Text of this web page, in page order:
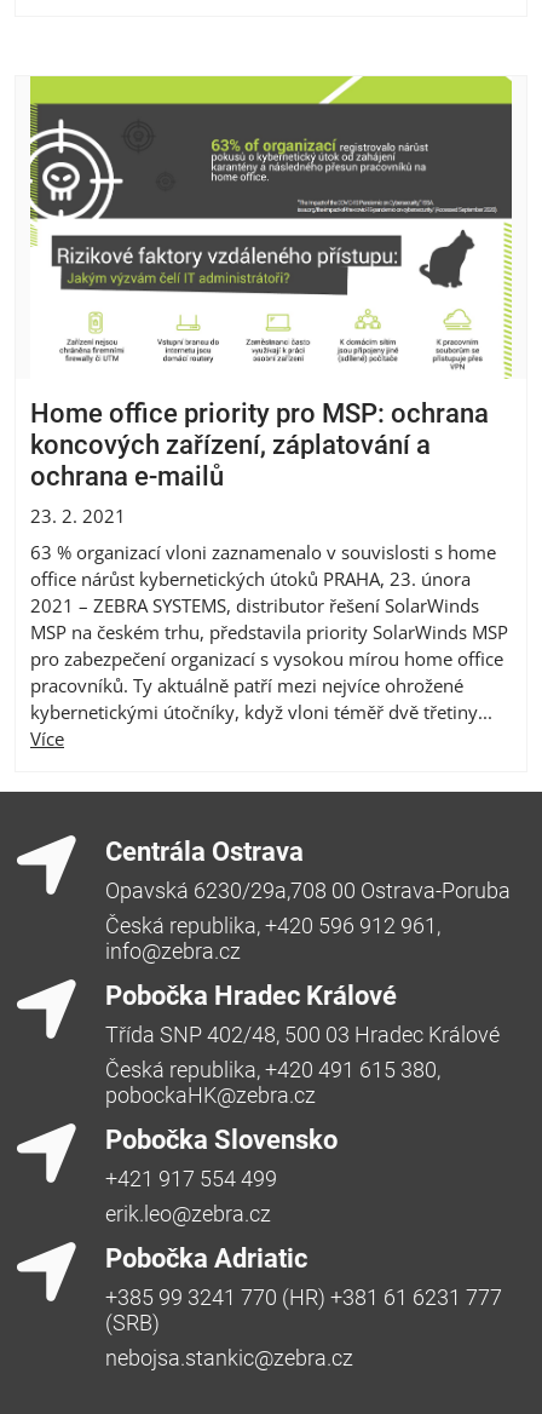
Home office priority pro MSP: ochrana
koncových zařízení, záplatování a
ochrana e-mailů
23. 2. 2021
63 % organizací vloni zaznamenalo v souvislosti s home
office nárůst kybernetických útoků PRAHA, 23. února
2021 – ZEBRA SYSTEMS, distributor řešení SolarWinds
MSP na českém trhu, představila priority SolarWinds MSP
pro zabezpečení organizací s vysokou mírou home office
pracovníků. Ty aktuálně patří mezi nejvíce ohrožené
kybernetickými útočníky, když vloni téměř dvě třetiny...
Více
Centrála Ostrava
Opavská 6230/29a,708 00 Ostrava-Poruba
Česká republika, +420 596 912 961,
info@zebra.cz
Pobočka Hradec Králové
Třída SNP 402/48, 500 03 Hradec Králové
Česká republika, +420 491 615 380,
pobockaHK@zebra.cz
Pobočka Slovensko
+421 917 554 499
erik.leo@zebra.cz
Pobočka Adriatic
+385 99 3241 770 (HR) +381 61 6231 777
(SRB)
nebojsa.stankic@zebra.cz